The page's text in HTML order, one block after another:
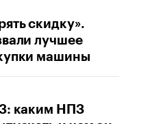
скидку».
лучшее
машины
каким НПЗ